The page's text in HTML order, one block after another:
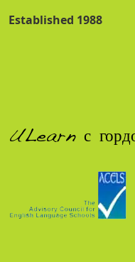
Established 1988
ULearn с